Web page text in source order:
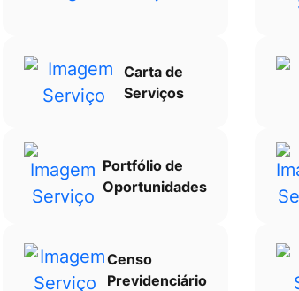
Carta de
Serviços
Portfólio de
Oportunidades
Censo
Previdenciário